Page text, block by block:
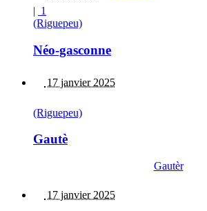
| 1
(Riguepeu)
Néo-gasconne
17 janvier 2025
(Riguepeu)
Gautè
Gautèr
17 janvier 2025